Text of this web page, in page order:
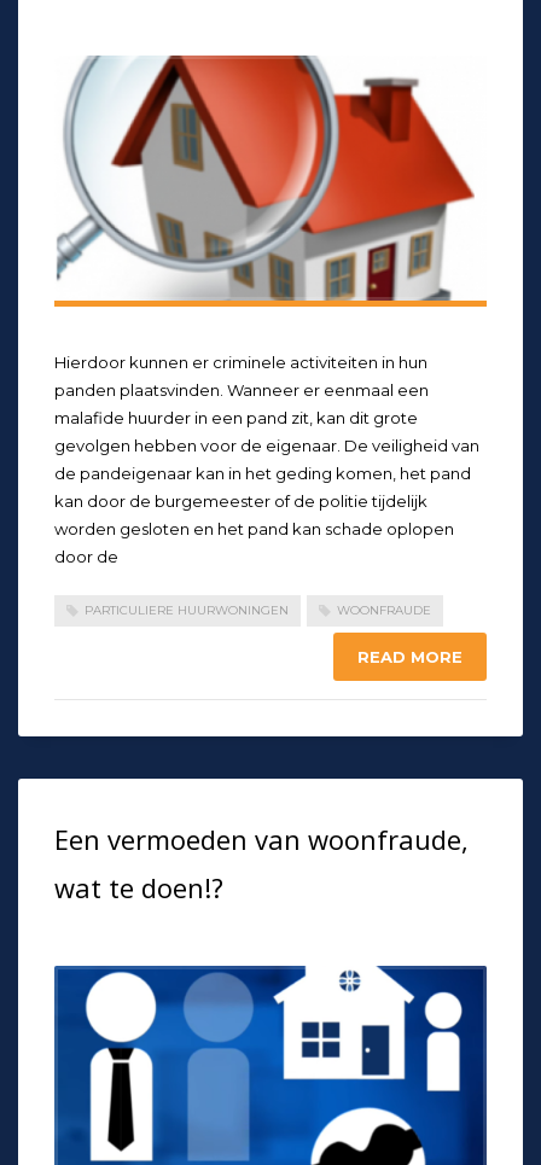
Hierdoor kunnen er criminele activiteiten in hun
panden plaatsvinden. Wanneer er eenmaal een
malafide huurder in een pand zit, kan dit grote
gevolgen hebben voor de eigenaar. De veiligheid van
de pandeigenaar kan in het geding komen, het pand
kan door de burgemeester of de politie tijdelijk
worden gesloten en het pand kan schade oplopen
door de
PARTICULIERE HUURWONINGEN WOONFRAUDE
READ MORE
Een vermoeden van woonfraude,
wat te doen!?